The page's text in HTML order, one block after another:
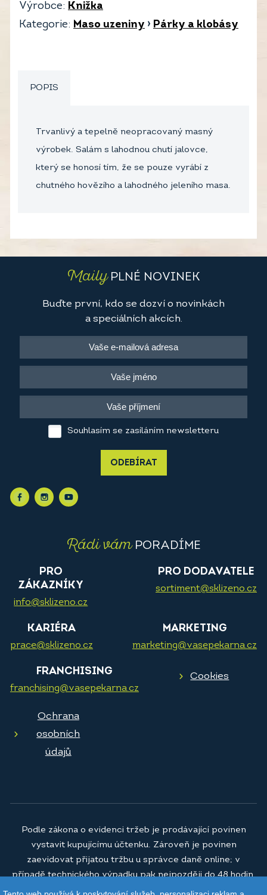
Výrobce: Knižka
Kategorie: Maso uzeniny › Párky a klobásy
POPIS
Trvanlivý a tepelně neopracovaný masný
výrobek. Salám s lahodnou chutí jalovce,
který se honosí tím, že se pouze vyrábí z
chutného hovězího a lahodného jeleního masa.
MailyPLNÉ NOVINEK
Buďte první, kdo se dozví o novinkách
a speciálních akcích.
Souhlasím se zasíláním newsletteru
ODEBÍRAT
Rádi vámPORADÍME
PRO
ZÁKAZNÍKY
info@sklizeno.cz
PRO DODAVATELE
sortiment@sklizeno.cz
KARIÉRA
prace@sklizeno.cz
MARKETING
marketing@vasepekarna.cz
FRANCHISING
franchising@vasepekarna.cz
Cookies
Ochrana
osobních
údajů
Podle zákona o evidenci tržeb je prodávající povinen
vystavit kupujícímu účtenku. Zároveň je povinen
zaevidovat přijatou tržbu u správce daně online; v
případě technického výpadku pak nejpozději do 48 hodin.